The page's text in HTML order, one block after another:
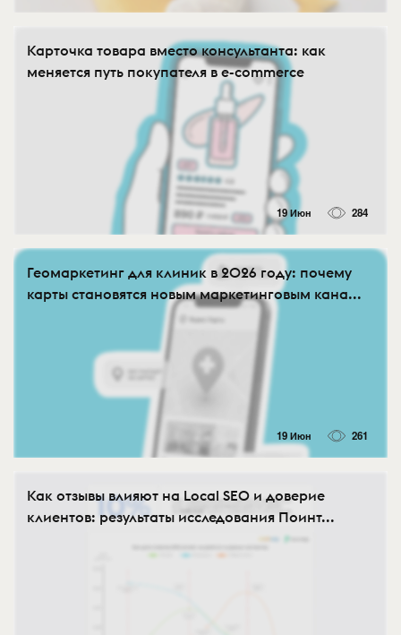
Карточка товара вместо консультанта: как
меняется путь покупателя в e-commerce
19 Июн 284
Геомаркетинг для клиник в 2026 году: почему
карты становятся новым маркетинговым кана...
19 Июн 261
Как отзывы влияют на Local SEO и доверие
клиентов: результаты исследования Поинт...